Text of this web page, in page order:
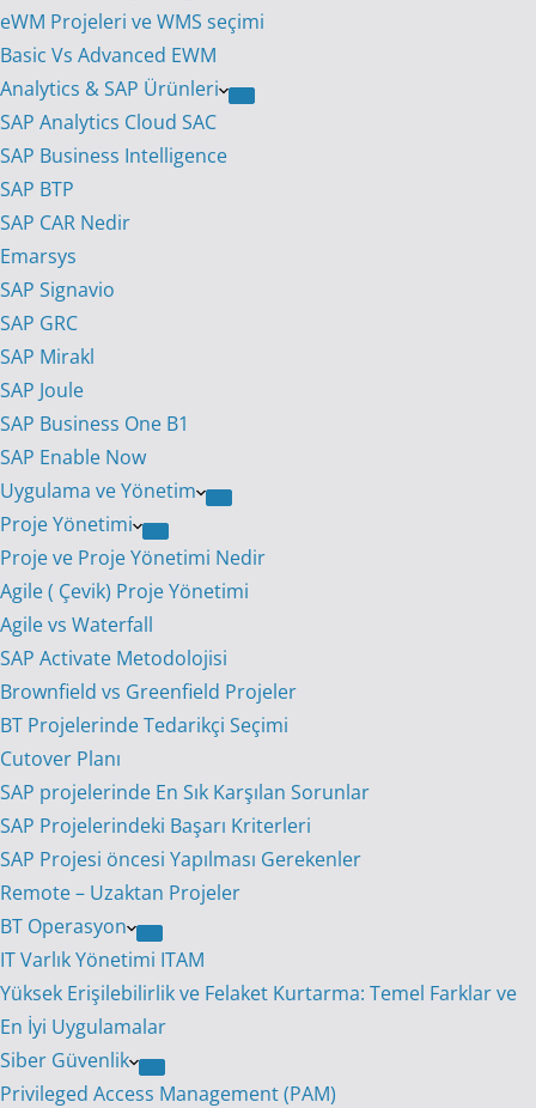
eWM Projeleri ve WMS seçimi
Basic Vs Advanced EWM
Analytics & SAP Ürünleri
SAP Analytics Cloud SAC
SAP Business Intelligence
SAP BTP
SAP CAR Nedir
Emarsys
SAP Signavio
SAP GRC
SAP Mirakl
SAP Joule
SAP Business One B1
SAP Enable Now
Uygulama ve Yönetim
Proje Yönetimi
Proje ve Proje Yönetimi Nedir
Agile ( Çevik) Proje Yönetimi
Agile vs Waterfall
SAP Activate Metodolojisi
Brownfield vs Greenfield Projeler
BT Projelerinde Tedarikçi Seçimi
Cutover Planı
SAP projelerinde En Sık Karşılan Sorunlar
SAP Projelerindeki Başarı Kriterleri
SAP Projesi öncesi Yapılması Gerekenler
Remote – Uzaktan Projeler
BT Operasyon
IT Varlık Yönetimi ITAM
Yüksek Erişilebilirlik ve Felaket Kurtarma: Temel Farklar ve
En İyi Uygulamalar
Siber Güvenlik
Privileged Access Management (PAM)